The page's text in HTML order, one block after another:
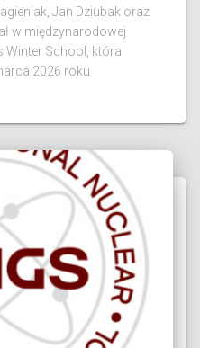
Jan Dziubak oraz
w międzynarodowej
Winter School, która
2026 roku